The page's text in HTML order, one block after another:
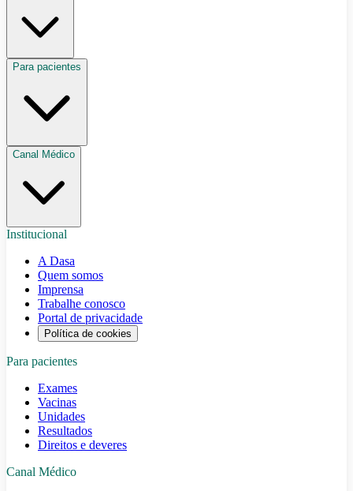
Para pacientes
Canal Médico
Institucional
A Dasa
Quem somos
Imprensa
Trabalhe conosco
Portal de privacidade
Política de cookies
Para pacientes
Exames
Vacinas
Unidades
Resultados
Direitos e deveres
Canal Médico